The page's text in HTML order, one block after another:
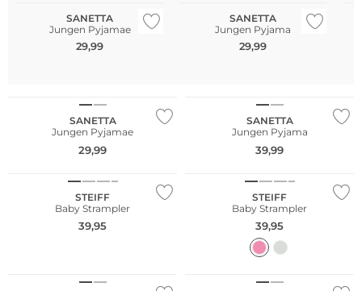
SANETTA
Jungen Pyjamae
29,99
SANETTA
Jungen Pyjama
29,99
SANETTA
Jungen Pyjamae
29,99
SANETTA
Jungen Pyjama
39,99
STEIFF
Baby Strampler
39,95
STEIFF
Baby Strampler
39,95